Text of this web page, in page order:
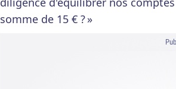
somme de 15 € ? »